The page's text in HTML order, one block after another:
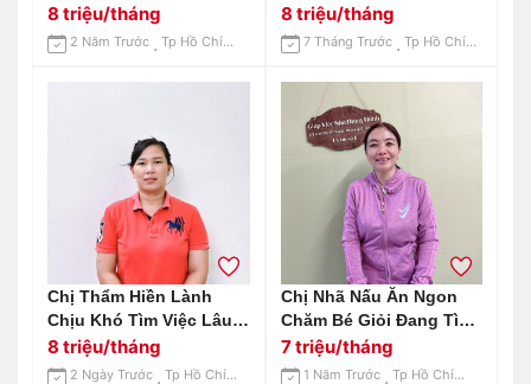
Việc Nhà Phụ Chăm Bé
8 triệu/tháng
2 Năm Trước Tp Hồ Chí Minh
Dài_lh 0963255570 (có
Zalo)
8 triệu/tháng
7 Tháng Trước Tp Hồ Chí Minh
Chị Thẩm Hiền Lành
Chịu Khó Tìm Việc Lâu
Dài : 0906906537 ( Có
Zalo)
8 triệu/tháng
2 Ngày Trước Tp Hồ Chí Minh
Chị Nhã Nấu Ăn Ngon
Chăm Bé Giỏi Đang Tìm
Việc Bao Ăn Ở Lại Ạ
7 triệu/tháng
1 Năm Trước Tp Hồ Chí Minh